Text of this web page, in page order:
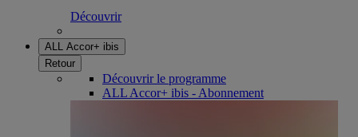
Découvrir
ALL Accor+ ibis
Retour
Découvrir le programme
ALL Accor+ ibis - Abonnement